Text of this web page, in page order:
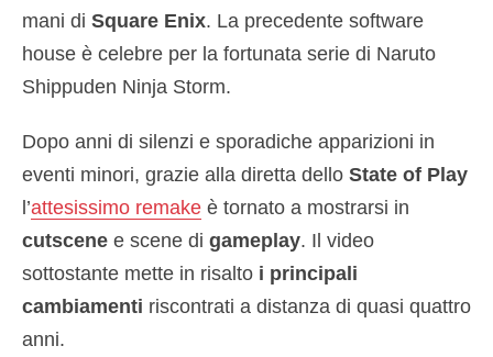
mani di Square Enix. La precedente software
house è celebre per la fortunata serie di Naruto
Shippuden Ninja Storm.
Dopo anni di silenzi e sporadiche apparizioni in
eventi minori, grazie alla diretta dello State of Play
l’attesissimo remake è tornato a mostrarsi in
cutscene e scene di gameplay. Il video
sottostante mette in risalto i principali
cambiamenti riscontrati a distanza di quasi quattro
anni.